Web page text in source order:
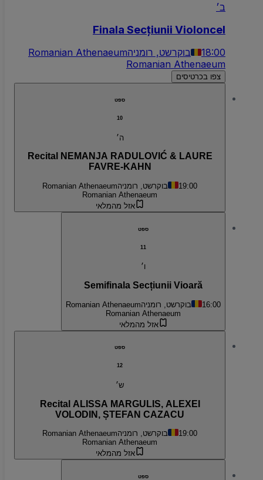
ב׳
Finala Secțiunii Violoncel
18:00 בוקרשט, רומניהRomanian Athenaeum
Romanian Athenaeum
צפו בכרטיסים
ספט
ה׳
Recital NEMANJA RADULOVIĆ & LAURE
FAVRE-KAHN
19:00 בוקרשט, רומניהRomanian Athenaeum
Romanian Athenaeum
אזל מהמלאי
ספט
Semifinala Secțiunii Vioară
16:00 בוקרשט, רומניהRomanian Athenaeum
Romanian Athenaeum
אזל מהמלאי
ספט
ש׳
Recital ALISSA MARGULIS, ALEXEI
VOLODIN, ȘTEFAN CAZACU
19:00 בוקרשט, רומניהRomanian Athenaeum
Romanian Athenaeum
אזל מהמלאי
ספט